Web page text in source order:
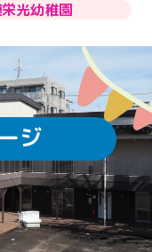
光幼稚園
ジ